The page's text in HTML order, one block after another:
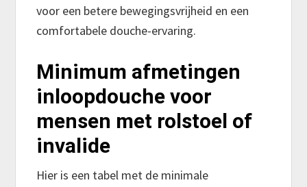
voor een betere bewegingsvrijheid en een
comfortabele douche-ervaring.
Minimum afmetingen
inloopdouche voor
mensen met rolstoel of
invalide
Hier is een tabel met de minimale